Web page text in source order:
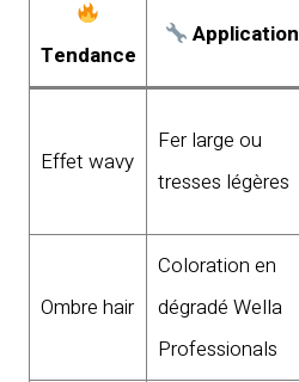
Tendance
Application
Effet wavy
Fer large ou
tresses légères
Ombre hair
Coloration en
dégradé Wella
Professionals